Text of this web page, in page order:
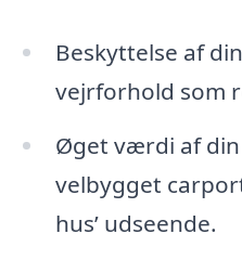
Beskyttelse af
vejrforhold som
Øget værdi af
velbygget
hus’ udseende.